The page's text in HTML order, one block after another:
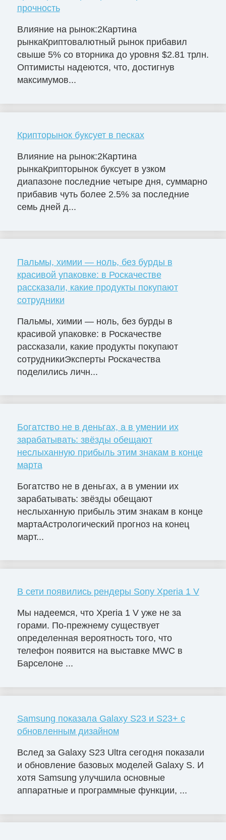
прочность
Влияние на рынок:2Картина
рынкаКриптовалютный рынок прибавил
свыше 5% со вторника до уровня $2.81 трлн.
Оптимисты надеются, что, достигнув
максимумов...
Крипторынок буксует в песках
Влияние на рынок:2Картина
рынкаКрипторынок буксует в узком
диапазоне последние четыре дня, суммарно
прибавив чуть более 2.5% за последние
семь дней д...
Пальмы, химии — ноль, без бурды в
красивой упаковке: в Роскачестве
рассказали, какие продукты покупают
сотрудники
Пальмы, химии — ноль, без бурды в
красивой упаковке: в Роскачестве
рассказали, какие продукты покупают
сотрудникиЭксперты Роскачества
поделились личн...
Богатство не в деньгах, а в умении их
зарабатывать: звёзды обещают
неслыханную прибыль этим знакам в конце
марта
Богатство не в деньгах, а в умении их
зарабатывать: звёзды обещают
неслыханную прибыль этим знакам в конце
мартаАстрологический прогноз на конец
март...
В сети появились рендеры Sony Xperia 1 V
Мы надеемся, что Xperia 1 V уже не за
горами. По-прежнему существует
определенная вероятность того, что
телефон появится на выставке MWC в
Барселоне ...
Samsung показала Galaxy S23 и S23+ с
обновленным дизайном
Вслед за Galaxy S23 Ultra сегодня показали
и обновление базовых моделей Galaxy S. И
хотя Samsung улучшила основные
аппаратные и программные функции, ...